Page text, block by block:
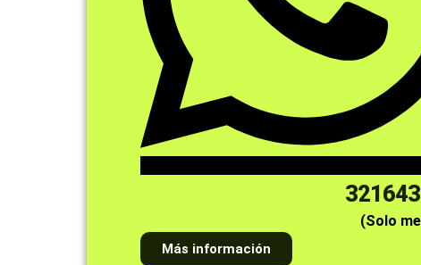
(Solo
Más información